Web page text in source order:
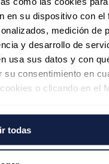
en su dispositivo con el
medición de
y desarrollo de
usa sus datos y con
su consentimiento en
o clicando en el
su ubicación geográfica
todas
274 millones
verde